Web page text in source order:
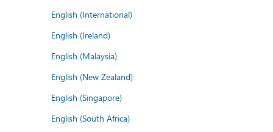
English (International)
English (Ireland)
English (Malaysia)
English (New Zealand)
English (Singapore)
English (South Africa)